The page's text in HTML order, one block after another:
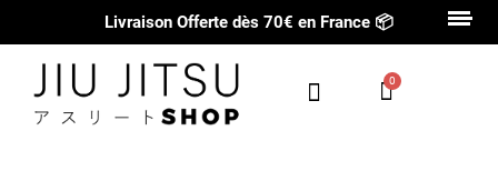
Livraison Offerte dès 70€ en France 📦